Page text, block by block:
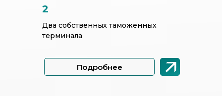
Подробнее
Два собственных таможенных
терминала
2